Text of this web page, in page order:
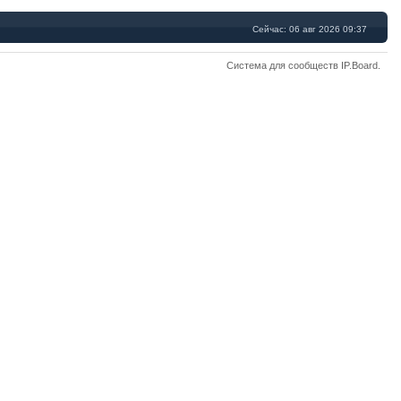
Сейчас: 06 авг 2026 09:37
Система для сообществ IP.Board